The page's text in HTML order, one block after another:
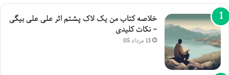
خلاصه کتاب من یک لاک پشتم اثر علی علی بیگی
– نکات کلیدی
13 مرداد 05